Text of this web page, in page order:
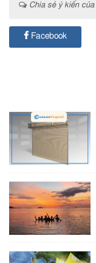
Chia sẻ ý kiến của
Facebook